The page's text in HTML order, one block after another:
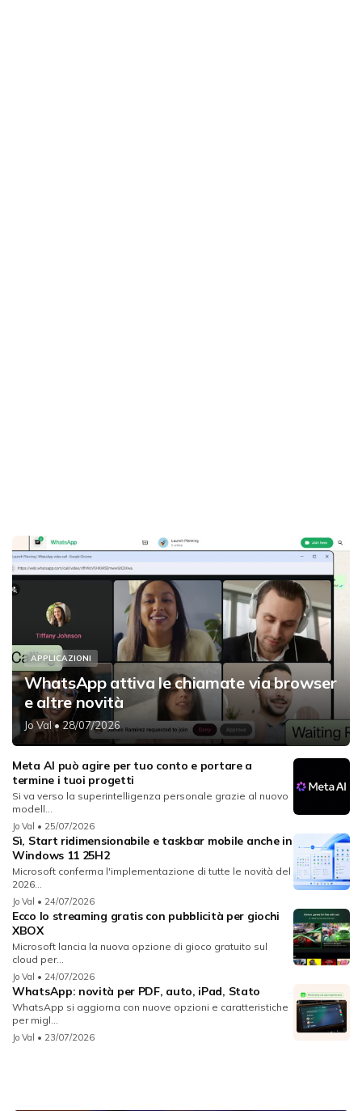
APPLICAZIONI
WhatsApp attiva le chiamate via browser
e altre novità
Jo Val• 28/07/2026
Meta AI può agire per tuo conto e portare a
termine i tuoi progetti
Si va verso la superintelligenza personale grazie al nuovo
modell...
Jo Val • 25/07/2026
Sì, Start ridimensionabile e taskbar mobile anche in
Windows 11 25H2
Microsoft conferma l'implementazione di tutte le novità del
2026...
Jo Val • 24/07/2026
Ecco lo streaming gratis con pubblicità per giochi
XBOX
Microsoft lancia la nuova opzione di gioco gratuito sul
cloud per...
Jo Val • 24/07/2026
WhatsApp: novità per PDF, auto, iPad, Stato
WhatsApp si aggiorna con nuove opzioni e caratteristiche
per migl...
Jo Val • 23/07/2026